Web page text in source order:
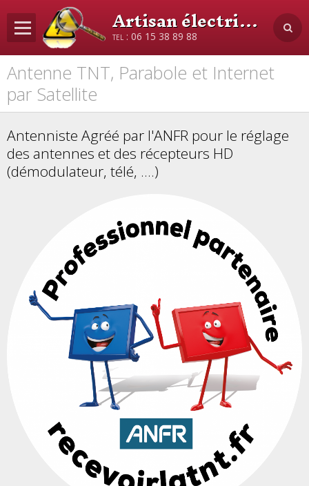
Artisan électricien antenniste
tel : 06 15 38 89 88
Accueil
Activités
Antenne
Contrôle Électrique
Recherche de câble
Détecteur d'arc électrique
Contact
Antenne TNT, Parabole et Internet
par Satellite
Antenniste Agréé par l'ANFR pour le réglage
des antennes et des récepteurs HD
(démodulateur, télé, ....)